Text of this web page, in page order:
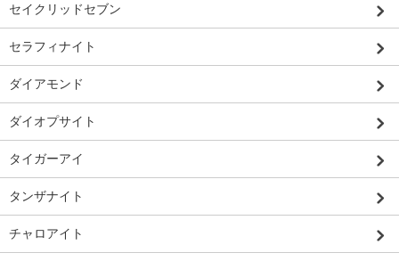
セイクリッドセブン
セラフィナイト
ダイアモンド
ダイオプサイト
タイガーアイ
タンザナイト
チャロアイト